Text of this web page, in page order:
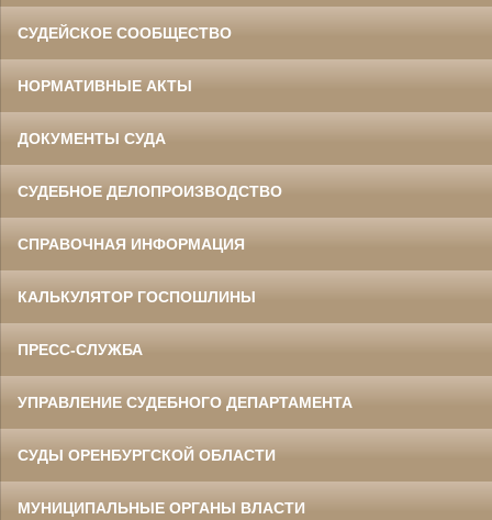
СУДЕЙСКОЕ СООБЩЕСТВО
НОРМАТИВНЫЕ АКТЫ
ДОКУМЕНТЫ СУДА
СУДЕБНОЕ ДЕЛОПРОИЗВОДСТВО
СПРАВОЧНАЯ ИНФОРМАЦИЯ
КАЛЬКУЛЯТОР ГОСПОШЛИНЫ
ПРЕСС-СЛУЖБА
УПРАВЛЕНИЕ СУДЕБНОГО ДЕПАРТАМЕНТА
СУДЫ ОРЕНБУРГСКОЙ ОБЛАСТИ
МУНИЦИПАЛЬНЫЕ ОРГАНЫ ВЛАСТИ